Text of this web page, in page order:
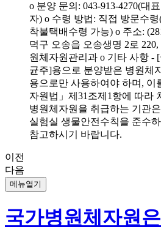
o 분양 문의: 043-913-4270(대
자) o 수령 방법: 직접 방문수
착불택배수령 가능) o 주소:
덕구 오송읍 오송생명 2로
원체자원관리과 o 기타 사항 -
균주]용으로 분양받은 병원체
용으로만 사용하여야 하며, 이
자원법」제31조제1항에 따라
병원체자원을 취급하는 기관
실험실 생물안전수칙을 준수
참고하시기 바랍니다.
이전
다음
메뉴열기
국가병원체자원